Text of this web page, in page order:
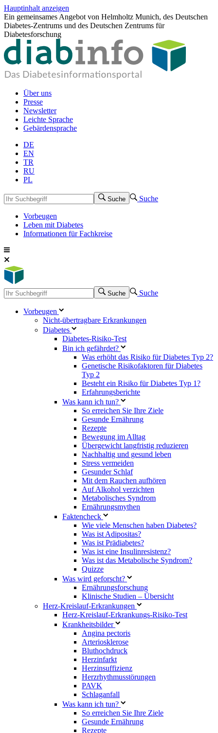
Hauptinhalt anzeigen
Ein gemeinsames Angebot von Helmholtz Munich, des Deutschen
Diabetes-Zentrums und des Deutschen Zentrums für
Diabetesforschung
Über uns
Presse
Newsletter
Leichte Sprache
Gebärdensprache
DE
EN
TR
RU
PL
Suche Suche
Vorbeugen
Leben mit Diabetes
Informationen für Fachkreise
Suche Suche
Vorbeugen
Nicht-übertragbare Erkrankungen
Diabetes
Diabetes-Risiko-Test
Bin ich gefährdet?
Was erhöht das Risiko für Diabetes Typ 2?
Genetische Risikofaktoren für Diabetes
Typ 2
Besteht ein Risiko für Diabetes Typ 1?
Erfahrungsberichte
Was kann ich tun?
So erreichen Sie Ihre Ziele
Gesunde Ernährung
Rezepte
Bewegung im Alltag
Übergewicht langfristig reduzieren
Nachhaltig und gesund leben
Stress vermeiden
Gesunder Schlaf
Mit dem Rauchen aufhören
Auf Alkohol verzichten
Metabolisches Syndrom
Ernährungsmythen
Faktencheck
Wie viele Menschen haben Diabetes?
Was ist Adipositas?
Was ist Prädiabetes?
Was ist eine Insulinresistenz?
Was ist das Metabolische Syndrom?
Quizze
Was wird geforscht?
Ernährungsforschung
Klinische Studien – Übersicht
Herz-Kreislauf-Erkrankungen
Herz-Kreislauf-Erkrankungs-Risiko-Test
Krankheitsbilder
Angina pectoris
Arteriosklerose
Bluthochdruck
Herzinfarkt
Herzinsuffizienz
Herzrhythmusstörungen
PAVK
Schlaganfall
Was kann ich tun?
So erreichen Sie Ihre Ziele
Gesunde Ernährung
Rezepte